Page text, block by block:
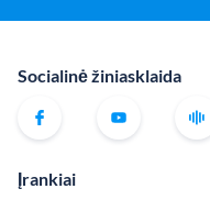
Socialinė žiniasklaida
Įrankiai